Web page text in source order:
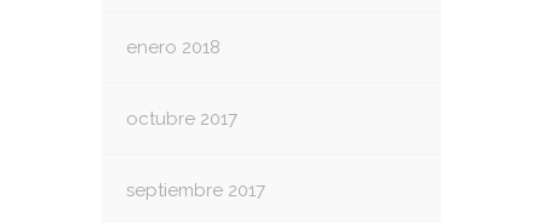
enero 2018
octubre 2017
septiembre 2017